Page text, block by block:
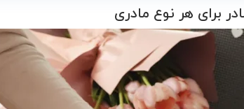
برای هر نوع مادری